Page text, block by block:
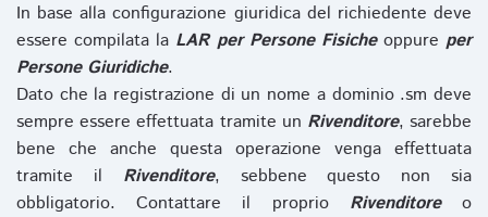
In base alla configurazione giuridica del richiedente deve
essere compilata la LAR per Persone Fisicheoppure per
Persone Giuridiche.
Dato che la registrazione di un nome a dominio .sm deve
sempre essere effettuata tramite un Rivenditore, sarebbe
bene che anche questa operazione venga effettuata
tramite il Rivenditore, sebbene questo non sia
obbligatorio. Contattare il proprio Rivenditoreo